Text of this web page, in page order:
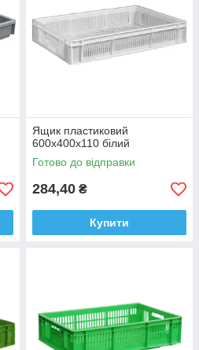
Ящик пластиковий
600х400х110 білий
Готово до відправки
284,40 ₴
Купити